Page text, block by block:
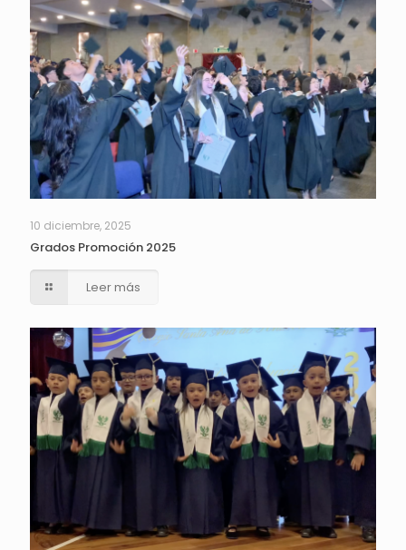
10 diciembre, 2025
Grados Promoción 2025
Leer más